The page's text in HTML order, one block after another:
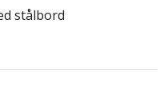
stålbord